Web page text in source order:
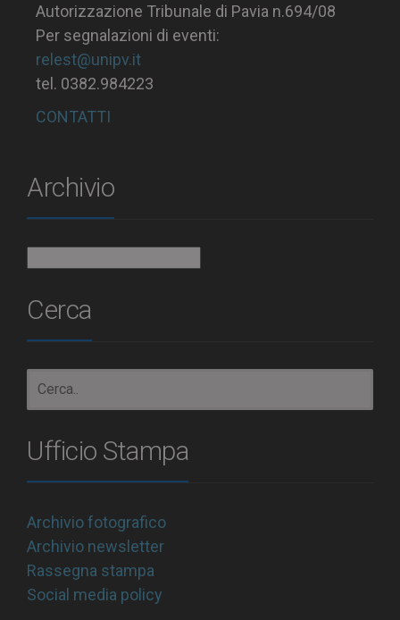
Autorizzazione Tribunale di Pavia n.694/08
Per segnalazioni di eventi:
relest@unipv.it
tel. 0382.984223
CONTATTI
Archivio
Cerca
Ufficio Stampa
Archivio fotografico
Archivio newsletter
Rassegna stampa
Social media policy